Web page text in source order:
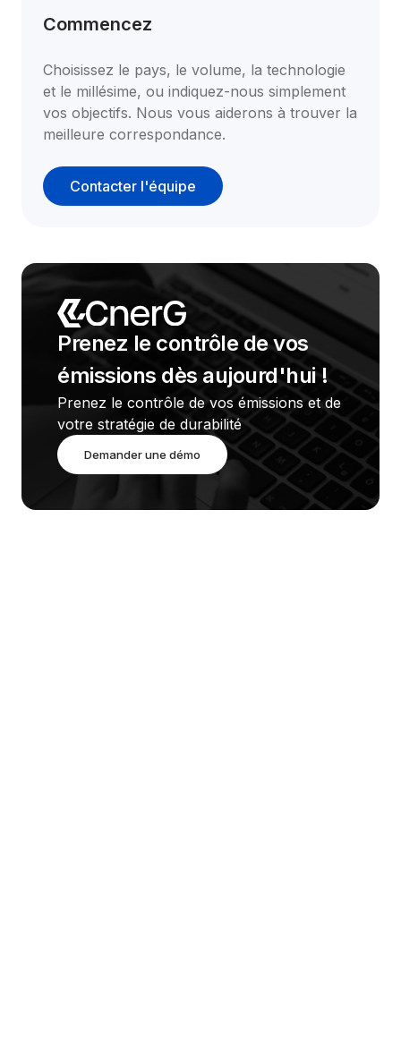
Commencez
Choisissez le pays, le volume, la technologie
et le millésime, ou indiquez-nous simplement
vos objectifs. Nous vous aiderons à trouver la
meilleure correspondance.
Contacter l'équipe
Prenez le contrôle de vos
émissions dès aujourd'hui !
Prenez le contrôle de vos émissions et de
votre stratégie de durabilité
Demander une démo